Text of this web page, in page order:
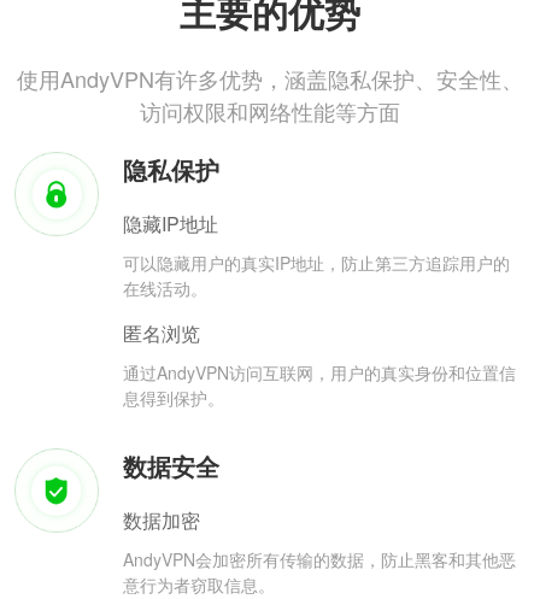
主要的优势
使用AndyVPN有许多优势，涵盖隐私保护、安全性、
访问权限和网络性能等方面
隐私保护
隐藏IP地址
可以隐藏用户的真实IP地址，防止第三方追踪用户的
在线活动。
匿名浏览
通过AndyVPN访问互联网，用户的真实身份和位置信
息得到保护。
数据安全
数据加密
AndyVPN会加密所有传输的数据，防止黑客和其他恶
意行为者窃取信息。